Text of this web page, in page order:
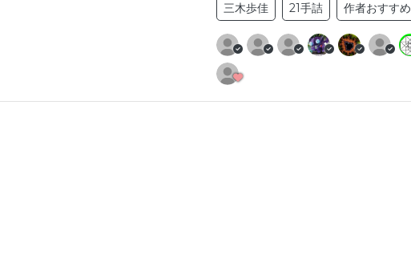
三木歩佳 21手詰 作者おすすめ